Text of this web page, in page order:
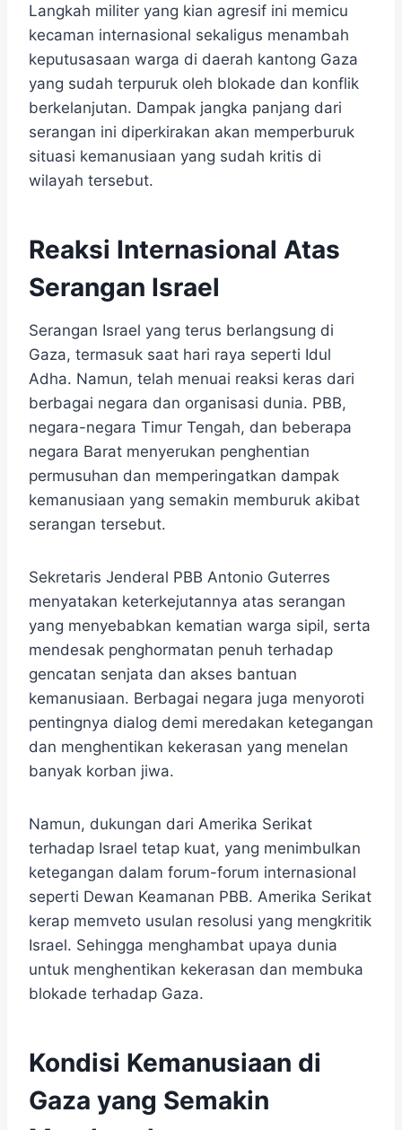
Langkah militer yang kian agresif ini memicu
kecaman internasional sekaligus menambah
keputusasaan warga di daerah kantong Gaza
yang sudah terpuruk oleh blokade dan konflik
berkelanjutan. Dampak jangka panjang dari
serangan ini diperkirakan akan memperburuk
situasi kemanusiaan yang sudah kritis di
wilayah tersebut.
Reaksi Internasional Atas
Serangan Israel
Serangan Israel yang terus berlangsung di
Gaza, termasuk saat hari raya seperti Idul
Adha. Namun, telah menuai reaksi keras dari
berbagai negara dan organisasi dunia. PBB,
negara-negara Timur Tengah, dan beberapa
negara Barat menyerukan penghentian
permusuhan dan memperingatkan dampak
kemanusiaan yang semakin memburuk akibat
serangan tersebut.
Sekretaris Jenderal PBB Antonio Guterres
menyatakan keterkejutannya atas serangan
yang menyebabkan kematian warga sipil, serta
mendesak penghormatan penuh terhadap
gencatan senjata dan akses bantuan
kemanusiaan. Berbagai negara juga menyoroti
pentingnya dialog demi meredakan ketegangan
dan menghentikan kekerasan yang menelan
banyak korban jiwa.
Namun, dukungan dari Amerika Serikat
terhadap Israel tetap kuat, yang menimbulkan
ketegangan dalam forum-forum internasional
seperti Dewan Keamanan PBB. Amerika Serikat
kerap memveto usulan resolusi yang mengkritik
Israel. Sehingga menghambat upaya dunia
untuk menghentikan kekerasan dan membuka
blokade terhadap Gaza.
Kondisi Kemanusiaan di
Gaza yang Semakin